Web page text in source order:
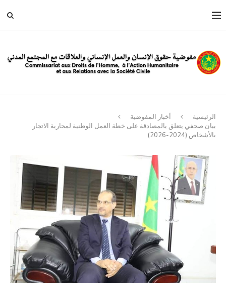
الرئيسية
أخبار المفوضية
بيان صحفي يتعلق بالمصادقة على خطة العمل الوطنية لمحاربة الاتجار
بالأشخاص (2024-2026)